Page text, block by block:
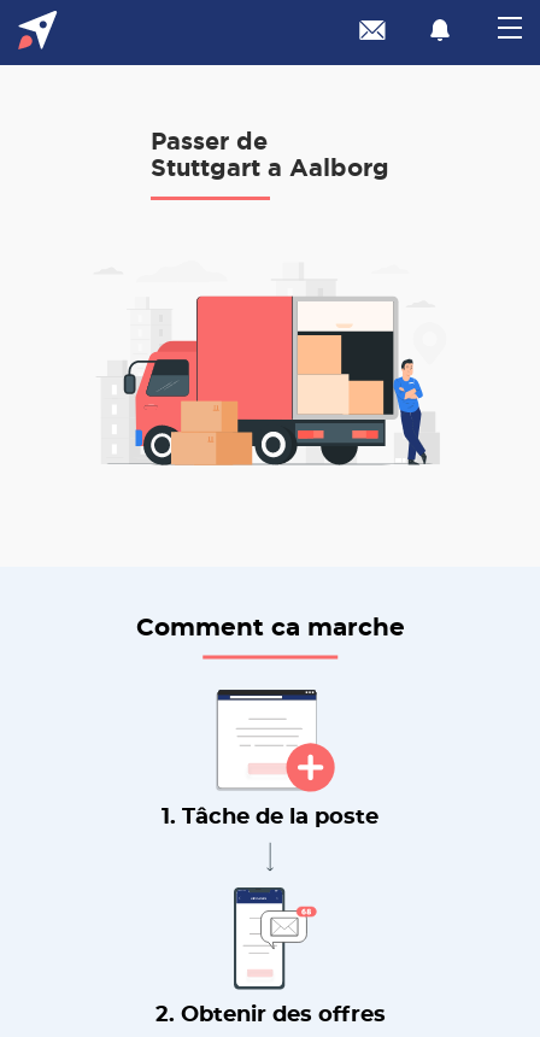
Passer de
Stuttgart a Aalborg
Comment ca marche
1. Tâche de la poste
2. Obtenir des offres